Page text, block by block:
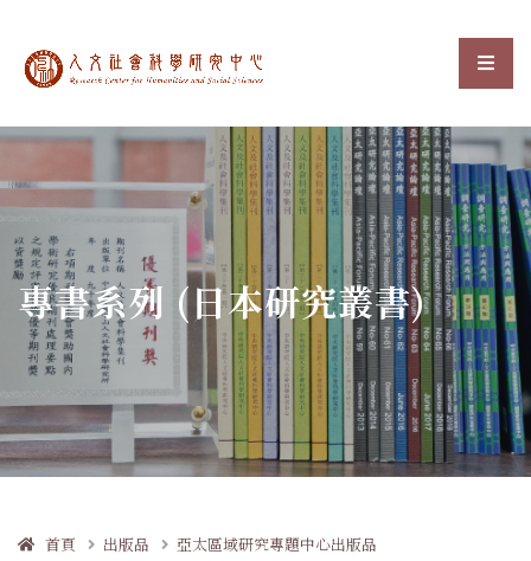
中央研究院人文社會科選
:::
專書系列 (日本研究叢書)
首頁 出版品
亞太區域研究專題中心出版品